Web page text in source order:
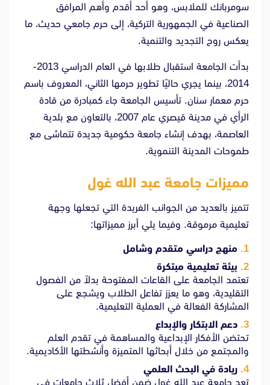
سومربانك للملابس، وهو أحد أقدم وأهم المرافق
الصناعية في الجمهورية التركية، إلى حرم جامعي حديث، ما
يعكس روح التجديد والتنمية.
بدأت الجامعة استقبال طلابها في العام الدراسي 2013-
2014، بينما يجري حاليًا تطوير حرمها الثاني، المعروف باسم
حرم معمار سنان. تأسيس الجامعة جاء كمبادرة من قادة
الرأي في مدينة قيصري عام 2007، بالتعاون مع بلدية
العاصمة، بهدف إنشاء جامعة حكومية جديدة تتماشى مع
طموحات المدينة التنموية.
مميزات جامعة عبد الله غول
تتميز بالعديد من الجوانب الفريدة التي تجعلها وجهة
تعليمية مرموقة. وفيما يلي أبرز مميزاتها:
منهج دراسي متقدم وشامل
بيئة تعليمية مبتكرة
تعتمد الجامعة على القاعات المفتوحة بدلاً من الفصول
التقليدية، وهو ما يعزز تفاعل الطلاب ويشجع على
المشاركة الفعالة في العملية التعليمية.
دعم الابتكار والإبداع
تحتضن الأفكار الإبداعية والمساهمة في تقدم العلم
والمجتمع من خلال أبحاثها المتميزة وأنشطتها الأكاديمية.
ريادة في البحث العلمي
تعد جامعة عبد الله غول ضمن أفضل ثلاث جامعات في